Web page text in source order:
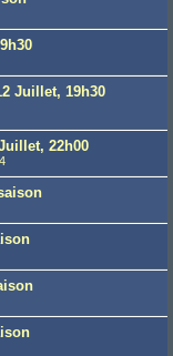
Juillet, 19h30
22h00